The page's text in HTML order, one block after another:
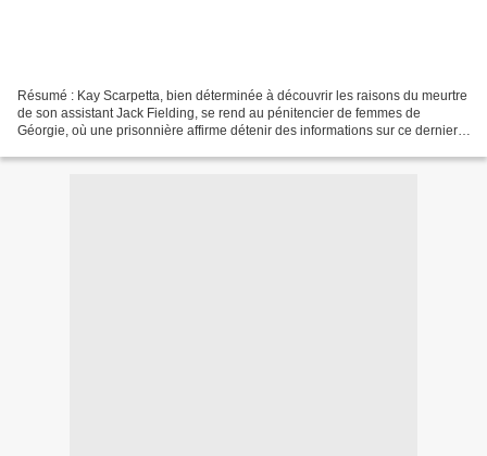
Résumé : Kay Scarpetta, bien déterminée à découvrir les raisons du meurtre
de son assistant Jack Fielding, se rend au pénitencier de femmes de
Géorgie, où une prisonnière affirme détenir des informations sur ce dernier.